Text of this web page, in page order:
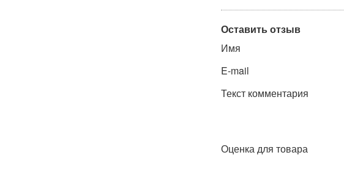
Оставить отзыв
Имя
E-mail
Текст комментария
Оценка для товара